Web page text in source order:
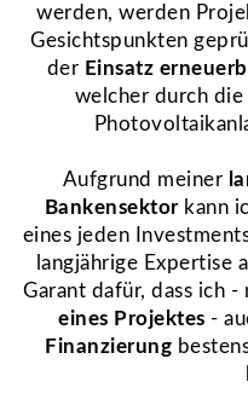
werden, werden
Gesichtspunkten
der Einsatz
welcher durch
Aufgrund meiner
Bankensektorkann
eines jeden
langjährige Expertise
Garant dafür, dass ich -
eines Projektes -
Finanzierung